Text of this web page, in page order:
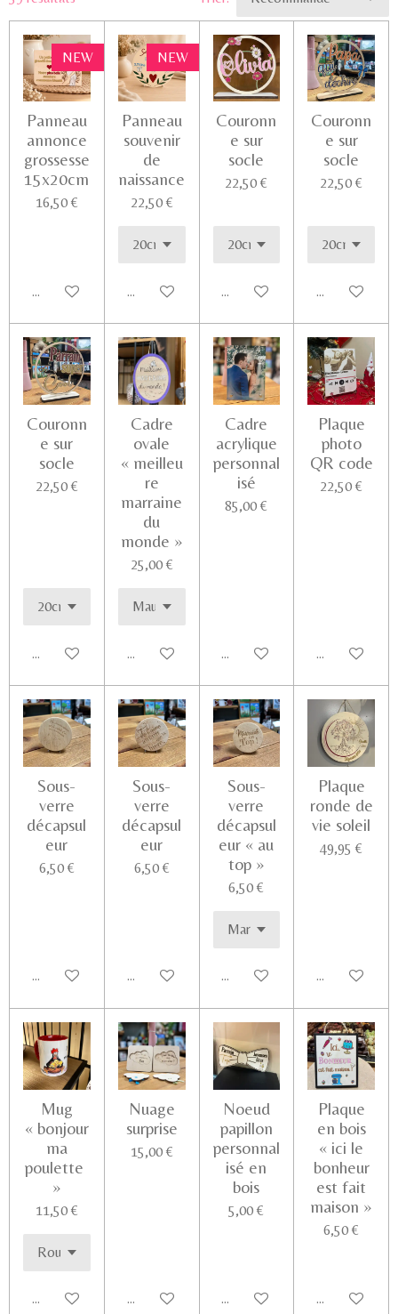
NEW
Panneau
annonce
grossesse
15x20cm
16,50 €
Ajouter au panier
NEW
Panneau
souvenir
de
naissance
22,50 €
Voir les détails
Couronn
e sur
socle
22,50 €
Voir les détails
Couronn
e sur
socle
22,50 €
Ajouter au
Couronn
e sur
socle
22,50 €
Ajouter au panier
Cadre
ovale
« meilleu
re
marraine
du
monde »
25,00 €
Ajouter au panier
Cadre
acrylique
personnal
isé
85,00 €
Ajouter au panier
Plaque
photo
QR code
22,50 €
Voir les
Sous-
verre
décapsul
eur
6,50 €
Ajouter au panier
Sous-
verre
décapsul
eur
6,50 €
Ajouter au panier
Sous-
verre
décapsul
eur « au
top »
6,50 €
Ajouter au panier
Plaque
ronde de
vie soleil
49,95 €
Voir les
Mug
« bonjour
ma
poulette
»
11,50 €
Ajouter au panier
Nuage
surprise
15,00 €
Voir les détails
Noeud
papillon
personnal
isé en
bois
5,00 €
Ajouter au panier
Plaque
en bois
« ici le
bonheur
est fait
maison »
6,50 €
Ajouter au